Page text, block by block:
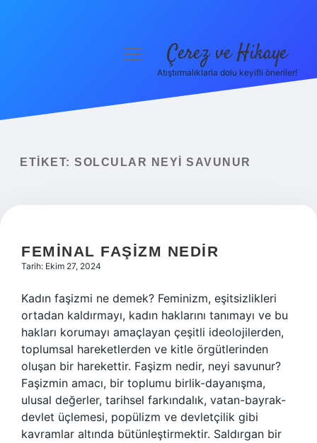
Yasal Uyarı
menüyü Çerez ve Hikaye
Atıştırmalıklarla dolu keyifli öneriler!
ETIKET: SOLCULAR NEYI SAVUNUR
FEMINAL FAŞIZM NEDIR
Tarih: Ekim 27, 2024
Kadın faşizmi ne demek? Feminizm, eşitsizlikleri
ortadan kaldırmayı, kadın haklarını tanımayı ve bu
hakları korumayı amaçlayan çeşitli ideolojilerden,
toplumsal hareketlerden ve kitle örgütlerinden
oluşan bir harekettir. Faşizm nedir, neyi savunur?
Faşizmin amacı, bir toplumu birlik-dayanışma,
ulusal değerler, tarihsel farkındalık, vatan-bayrak-
devlet üçlemesi, popülizm ve devletçilik gibi
kavramlar altında bütünleştirmektir. Saldırgan bir